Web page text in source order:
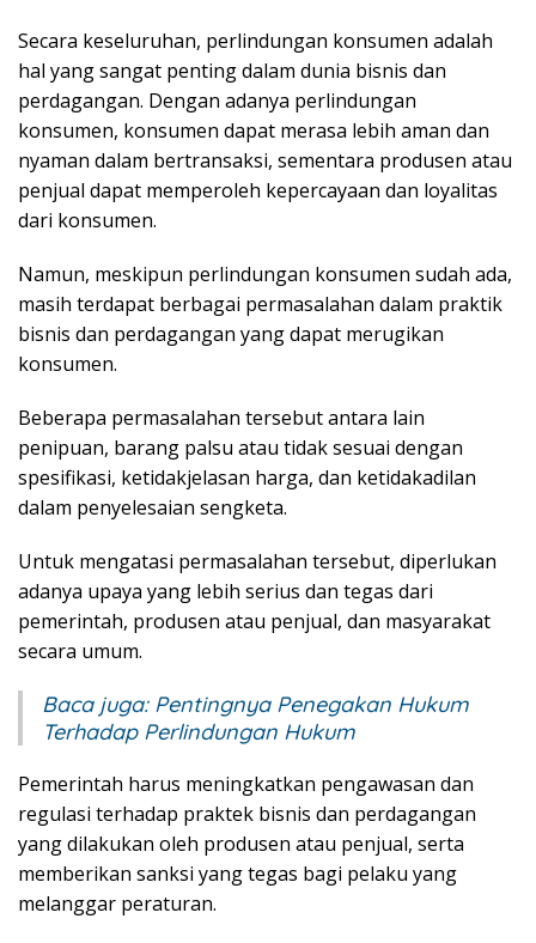
Secara keseluruhan, perlindungan konsumen adalah
hal yang sangat penting dalam dunia bisnis dan
perdagangan. Dengan adanya perlindungan
konsumen, konsumen dapat merasa lebih aman dan
nyaman dalam bertransaksi, sementara produsen atau
penjual dapat memperoleh kepercayaan dan loyalitas
dari konsumen.
Namun, meskipun perlindungan konsumen sudah ada,
masih terdapat berbagai permasalahan dalam praktik
bisnis dan perdagangan yang dapat merugikan
konsumen.
Beberapa permasalahan tersebut antara lain
penipuan, barang palsu atau tidak sesuai dengan
spesifikasi, ketidakjelasan harga, dan ketidakadilan
dalam penyelesaian sengketa.
Untuk mengatasi permasalahan tersebut, diperlukan
adanya upaya yang lebih serius dan tegas dari
pemerintah, produsen atau penjual, dan masyarakat
secara umum.
Baca juga: Pentingnya Penegakan Hukum
Terhadap Perlindungan Hukum
Pemerintah harus meningkatkan pengawasan dan
regulasi terhadap praktek bisnis dan perdagangan
yang dilakukan oleh produsen atau penjual, serta
memberikan sanksi yang tegas bagi pelaku yang
melanggar peraturan.